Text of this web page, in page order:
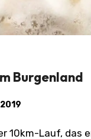
Burgenland
10km-Lauf, das